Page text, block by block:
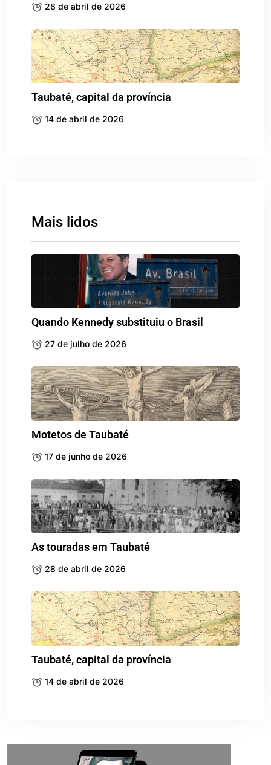
28 de abril de 2026
Taubaté, capital da província
14 de abril de 2026
Mais lidos
Quando Kennedy substituiu o Brasil
27 de julho de 2026
Motetos de Taubaté
17 de junho de 2026
As touradas em Taubaté
28 de abril de 2026
Taubaté, capital da província
14 de abril de 2026